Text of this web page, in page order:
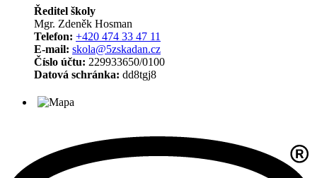
Ředitel školy
Mgr. Zdeněk Hosman
Telefon: +420 474 33 47 11
E-mail: skola@5zskadan.cz
Číslo účtu: 229933650/0100
Datová schránka: dd8tgj8